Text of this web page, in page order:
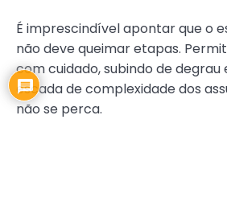
É imprescindível apontar que o
não deve queimar etapas.
com cuidado, subindo de degrau
escada de complexidade dos
não se perca.